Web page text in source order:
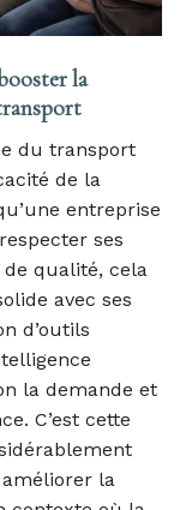
la
du transport
de la
entreprise
ses
qualité, cela
avec ses
d’outils
la demande et
C’est cette
la